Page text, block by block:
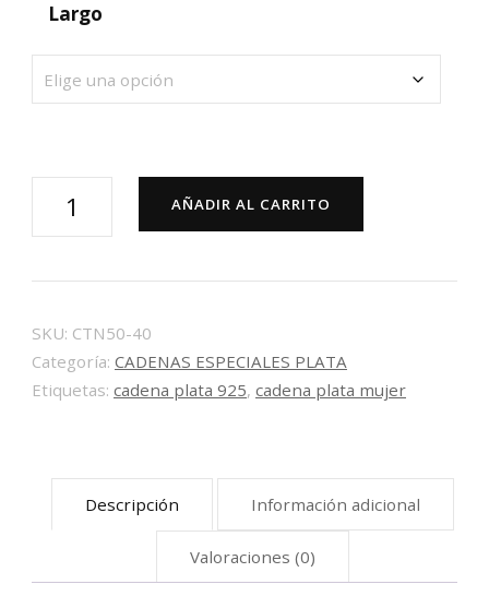
Largo
plata
hilo
-
50
AÑADIR AL CARRITO
SKU: CTN50-40
Categoría: CADENAS ESPECIALES PLATA
Etiquetas: cadena plata 925, cadena plata mujer
Descripción Información adicional
Valoraciones (0)